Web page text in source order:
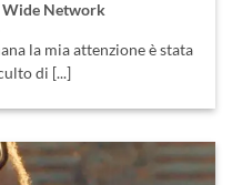
Wide Network
la mia attenzione è stata
di [...]